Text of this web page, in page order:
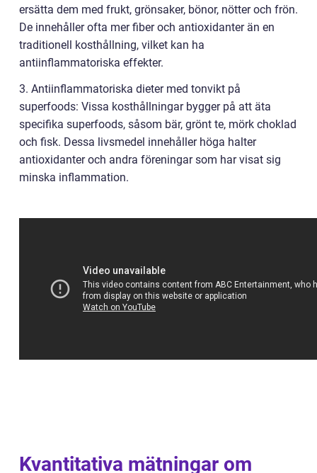
ersätta dem med frukt, grönsaker, bönor, nötter och frön.
De innehåller ofta mer fiber och antioxidanter än en
traditionell kosthållning, vilket kan ha
antiinflammatoriska effekter.
3. Antiinflammatoriska dieter med tonvikt på
superfoods: Vissa kosthållningar bygger på att äta
specifika superfoods, såsom bär, grönt te, mörk choklad
och fisk. Dessa livsmedel innehåller höga halter
antioxidanter och andra föreningar som har visat sig
minska inflammation.
Kvantitativa mätningar om